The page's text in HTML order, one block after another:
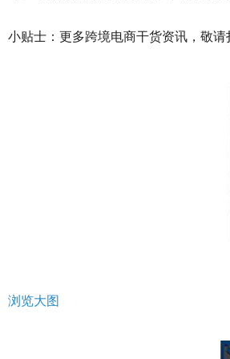
小贴士：更多跨境电商干货资讯，敬
浏览大图